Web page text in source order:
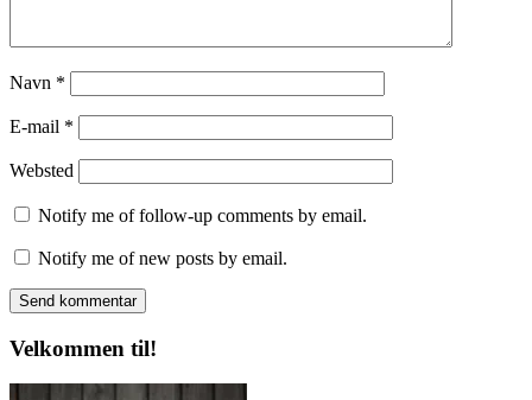
Navn *
E-mail *
Websted
Notify me of follow-up comments by email.
Notify me of new posts by email.
Velkommen til!